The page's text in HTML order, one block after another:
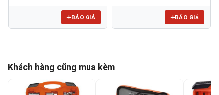
BÁO GIÁ BÁO GIÁ
Khách hàng cũng mua kèm